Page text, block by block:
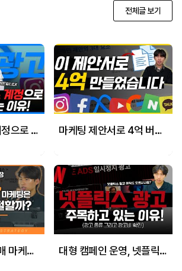
전체글 보기
메타 광고 개인 계정으로 진행하였을때 발생하는 결정적 문제 3가지 마케팅 제안서로 4억 버는 5년차 마케터가 있다?
회원권거래소 판매 마케팅 핵심 내용 공유 대형 캠페인 운영, 넷플릭스 광고를 소개합니다